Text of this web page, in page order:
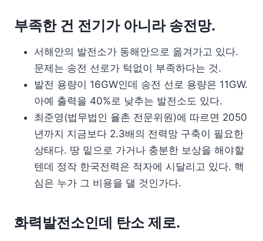
부족한 건 전기가 아니라 송전망.
서해안의 발전소가 동해안으로 옮겨가고 있다.
문제는 송전 선로가 턱없이 부족하다는 것.
발전 용량이 16GW인데 송전 선로 용량은 11GW.
아예 출력을 40%로 낮추는 발전소도 있다.
최준영(법무법인 율촌 전문위원)에 따르면 2050
년까지 지금보다 2.3배의 전력망 구축이 필요한
상태다. 땅 밑으로 가거나 충분한 보상을 해야할
텐데 정작 한국전력은 적자에 시달리고 있다. 핵
심은 누가 그 비용을 댈 것인가다.
화력발전소인데 탄소 제로.